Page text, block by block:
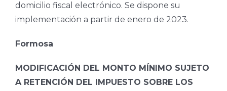
domicilio fiscal electrónico. Se dispone su
implementación a partir de enero de 2023.
Formosa
MODIFICACIÓN DEL MONTO MÍNIMO SUJETO
A RETENCIÓN DEL IMPUESTO SOBRE LOS